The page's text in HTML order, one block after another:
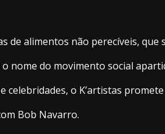
de alimentos não perecíveis,
nome do movimento social
celebridades, o K’artistas
Bob Navarro.